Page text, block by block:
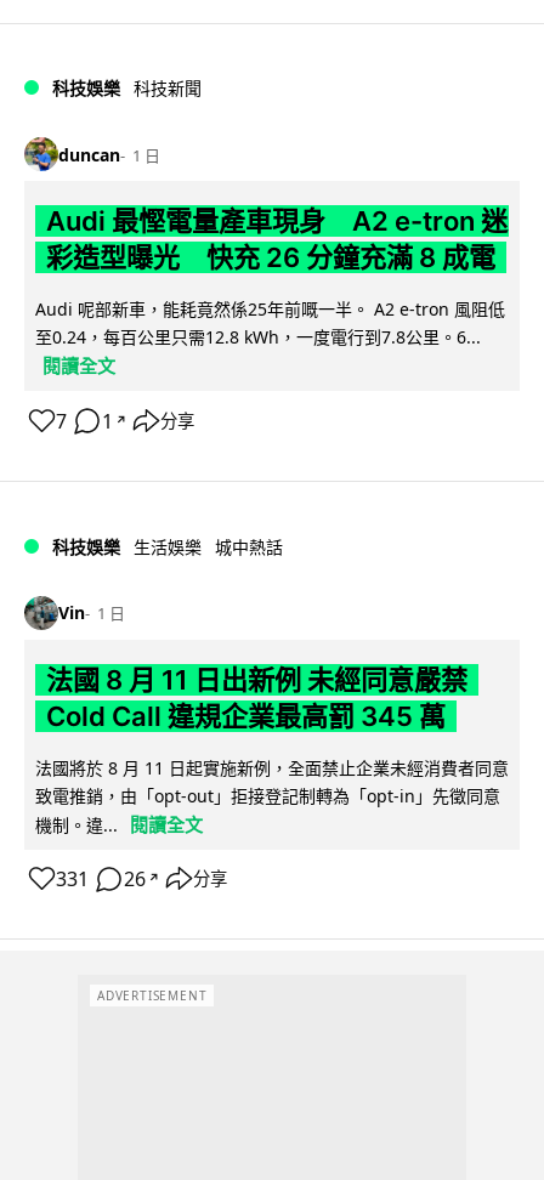
科技娛樂 科技新聞
duncan 1 日
Audi 最慳電量產車現身 A2 e-tron 迷
彩造型曝光 快充 26 分鐘充滿 8 成電
Audi 呢部新車，能耗竟然係25年前嘅一半。 A2 e-tron 風阻低
至0.24，每百公里只需12.8 kWh，一度電行到7.8公里。6...
閱讀全文
7 1 ↗ 分享
科技娛樂 生活娛樂 城中熱話
Vin 1 日
法國 8 月 11 日出新例 未經同意嚴禁
Cold Call 違規企業最高罰 345 萬
法國將於 8 月 11 日起實施新例，全面禁止企業未經消費者同意
致電推銷，由「opt-out」拒接登記制轉為「opt-in」先徵同意
機制。違...
閱讀全文
331 26 ↗ 分享
ADVERTISEMENT